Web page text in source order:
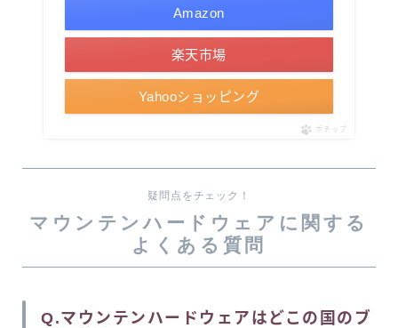
Amazon
楽天市場
Yahooショッピング
ポチップ
疑問点をチェック！
マウンテンハードウェアに関する
よくある質問
Q.マウンテンハードウェアはどこの国のブ